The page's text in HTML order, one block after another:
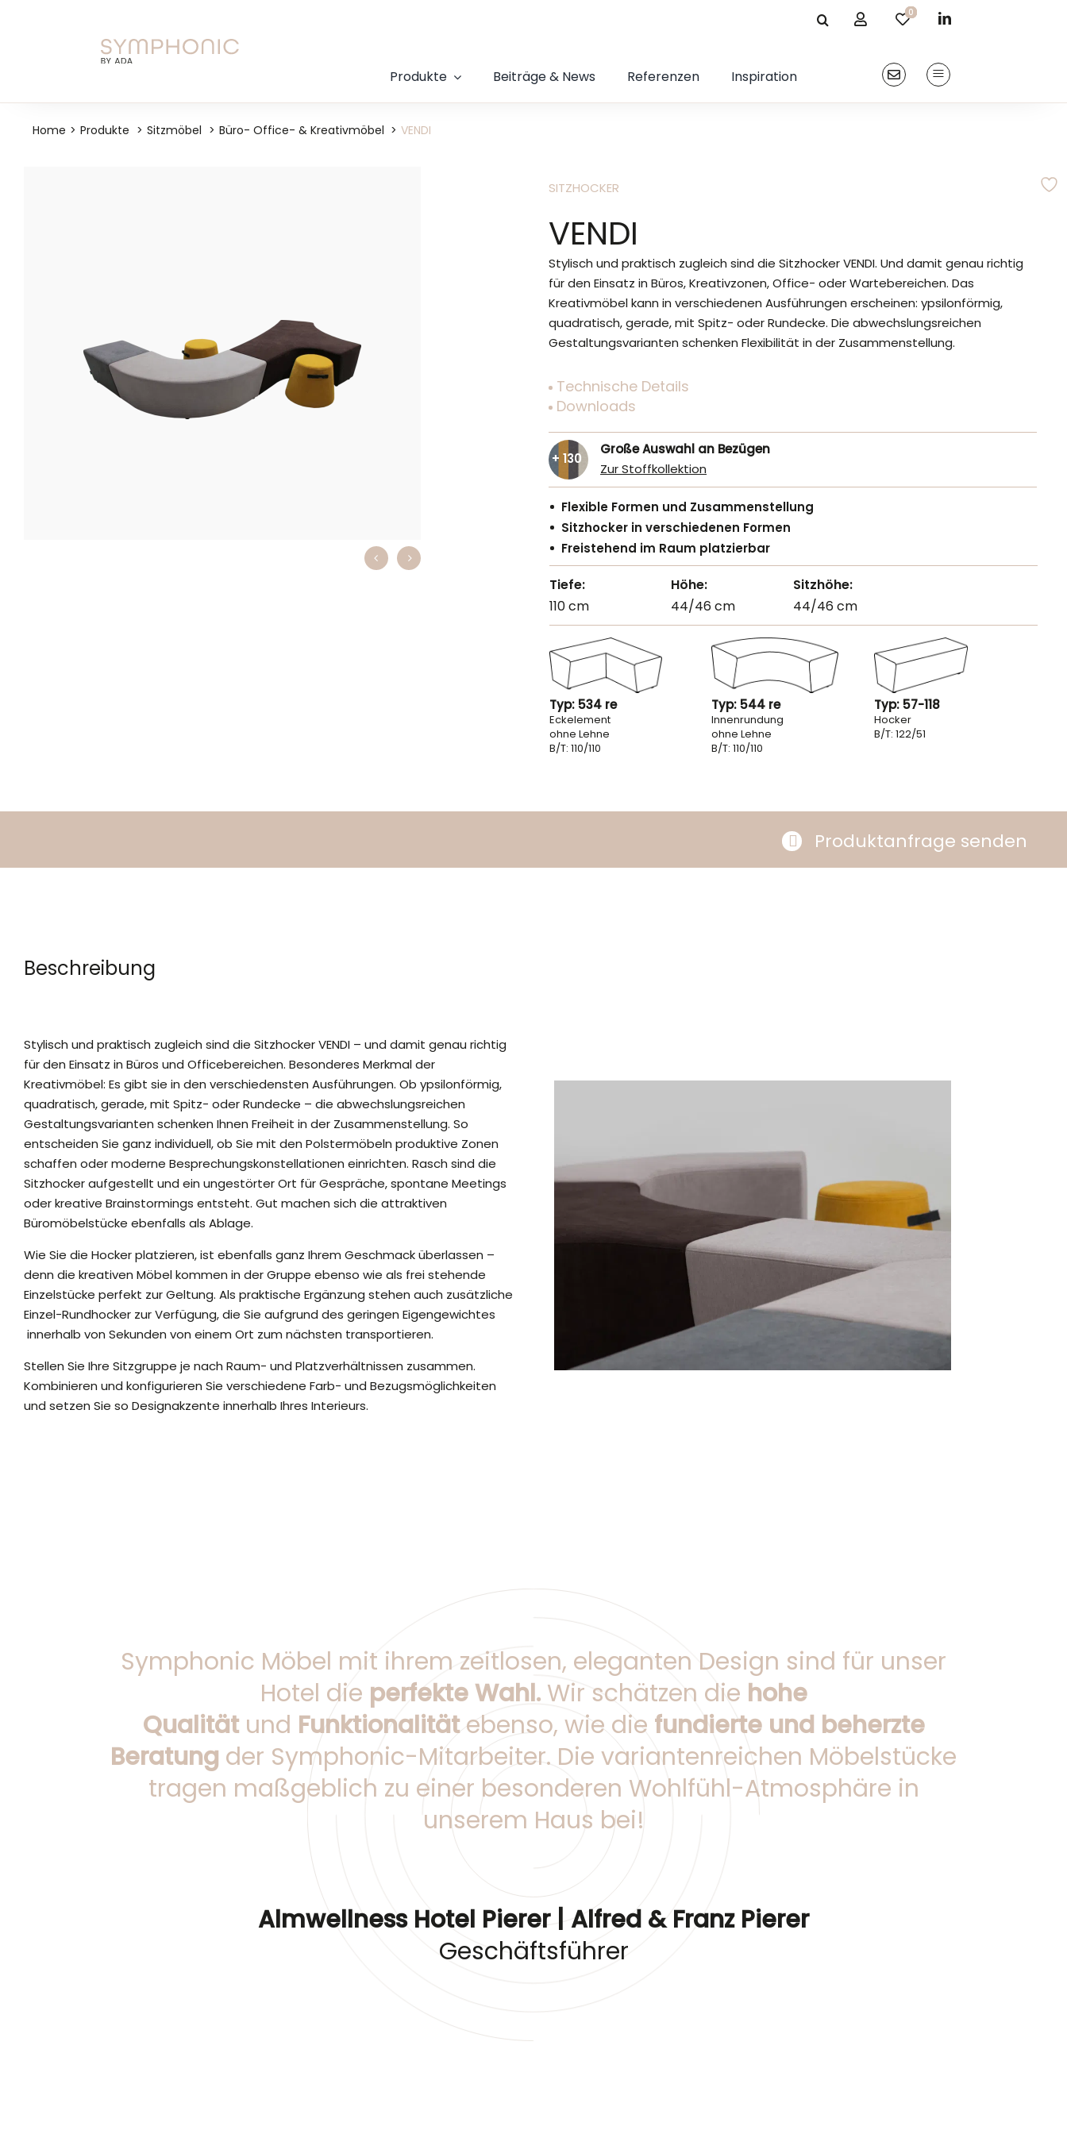
0
0
0
0
0
Produkte Beiträge & News Referenzen Inspiration
Home Produkte Sitzmöbel Büro- Office- & Kreativmöbel VENDI
SITZHOCKER
VENDI
Stylisch und praktisch zugleich sind die Sitzhocker VENDI. Und damit genau richtig
für den Einsatz in Büros, Kreativzonen, Office- oder Wartebereichen. Das
Kreativmöbel kann in verschiedenen Ausführungen erscheinen: ypsilonförmig,
quadratisch, gerade, mit Spitz- oder Rundecke. Die abwechslungsreichen
Gestaltungsvarianten schenken Flexibilität in der Zusammenstellung.
Technische Details
Downloads
+ 130
Große Auswahl an Bezügen
Zur Stoffkollektion
Flexible Formen und Zusammenstellung
Sitzhocker in verschiedenen Formen
Freistehend im Raum platzierbar
Tiefe: Höhe:
Sitzhöhe:
110 cm
44/46 cm 44/46 cm
Typ: 534 re Typ: 544 re Typ: 57-118
Eckelement
ohne Lehne
B/T: 110/110
Innenrundung
ohne Lehne
B/T: 110/110
Hocker
B/T: 122/51
Produktanfrage senden
Beschreibung
Stylisch und praktisch zugleich sind die Sitzhocker VENDI – und damit genau richtig
für den Einsatz in Büros und Officebereichen. Besonderes Merkmal der
Kreativmöbel: Es gibt sie in den verschiedensten Ausführungen. Ob ypsilonförmig,
quadratisch, gerade, mit Spitz- oder Rundecke – die abwechslungsreichen
Gestaltungsvarianten schenken Ihnen Freiheit in der Zusammenstellung. So
entscheiden Sie ganz individuell, ob Sie mit den Polstermöbeln produktive Zonen
schaffen oder moderne Besprechungskonstellationen einrichten. Rasch sind die
Sitzhocker aufgestellt und ein ungestörter Ort für Gespräche, spontane Meetings
oder kreative Brainstormings entsteht. Gut machen sich die attraktiven
Büromöbelstücke ebenfalls als Ablage.
Wie Sie die Hocker platzieren, ist ebenfalls ganz Ihrem Geschmack überlassen –
denn die kreativen Möbel kommen in der Gruppe ebenso wie als frei stehende
Einzelstücke perfekt zur Geltung. Als praktische Ergänzung stehen auch zusätzliche
Einzel-Rundhocker zur Verfügung, die Sie aufgrund des geringen Eigengewichtes
innerhalb von Sekunden von einem Ort zum nächsten transportieren.
Stellen Sie Ihre Sitzgruppe je nach Raum- und Platzverhältnissen zusammen.
Kombinieren und konfigurieren Sie verschiedene Farb- und Bezugsmöglichkeiten
und setzen Sie so Designakzente innerhalb Ihres Interieurs.
Symphonic Möbel mit ihrem zeitlosen, eleganten Design sind für unser
Hotel die perfekte Wahl.Wir schätzen die hohe
Qualitätund Funktionalitätebenso, wie die fundierte und beherzte
Beratung der Symphonic-Mitarbeiter. Die variantenreichen Möbelstücke
tragen maßgeblich zu einer besonderen Wohlfühl-Atmosphäre in
unserem Haus bei!
Almwellness Hotel Pierer | Alfred & Franz Pierer
Geschäftsführer